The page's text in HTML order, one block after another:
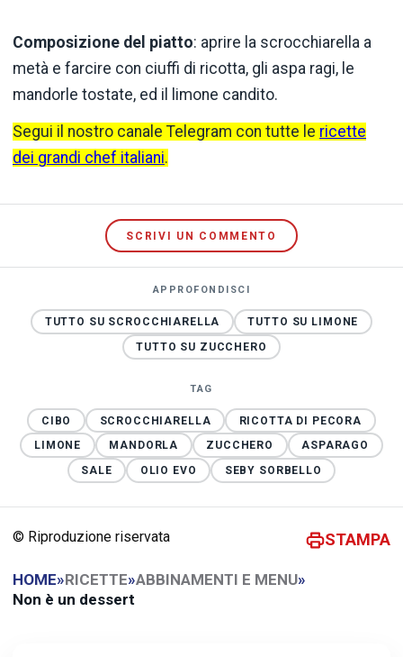
Composizione del piatto: aprire la scrocchiarella a
metà e farcire con ciuffi di ricotta, gli aspa­ ragi, le
mandorle tostate, ed il limone candito.
Segui il nostro canale Telegram con tutte le ricette
dei grandi chef italiani.
SCRIVI UN COMMENTO
APPROFONDISCI
TUTTO SU SCROCCHIARELLA
TUTTO SU LIMONE
TUTTO SU ZUCCHERO
TAG
CIBO SCROCCHIARELLA
RICOTTA DI PECORA
LIMONE
MANDORLA ZUCCHERO
ASPARAGO
SALE
OLIO EVO SEBY SORBELLO
© Riproduzione riservata STAMPA
HOME»RICETTE»ABBINAMENTI E MENU»
Non è un dessert